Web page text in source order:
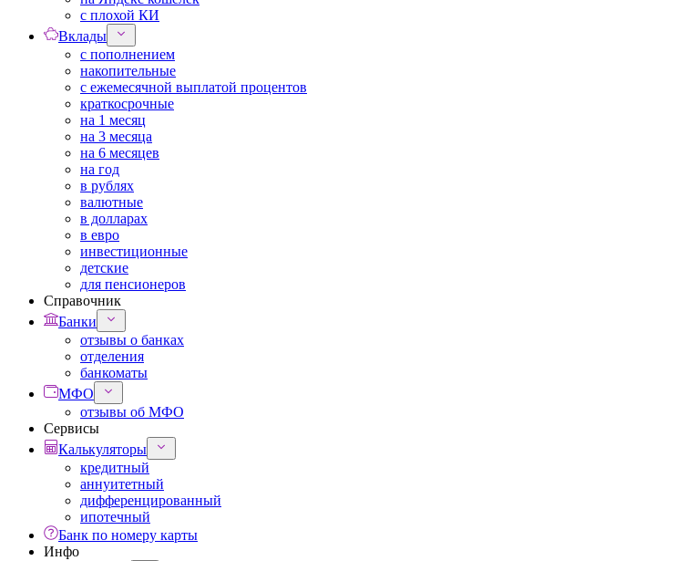
с плохой КИ
Вклады
с пополнением
накопительные
с ежемесячной выплатой процентов
краткосрочные
на 1 месяц
на 3 месяца
на 6 месяцев
на год
в рублях
валютные
в долларах
в евро
инвестиционные
детские
для пенсионеров
Справочник
Банки
отзывы о банках
отделения
банкоматы
МФО
отзывы об МФО
Сервисы
Калькуляторы
кредитный
аннуитетный
дифференцированный
ипотечный
Банк по номеру карты
Инфо